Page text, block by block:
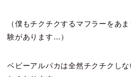
（僕もチクチクするマフラーをあ
験があります…）
ベビーアルパカは全然チクチクし